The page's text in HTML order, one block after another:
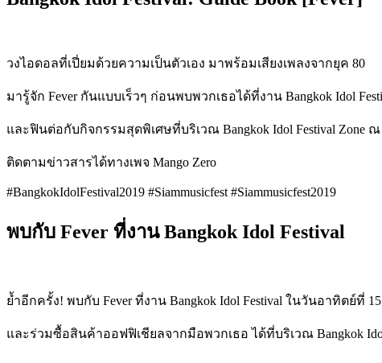
วงไอดอลที่เปี่ยมด้วยความเป็นตัวเอง มาพร้อมเสียงเพลงจากยุค 80
มารู้จัก Fever กันแบบเร็วๆ ก่อนพบพวกเธอได้ที่งาน Bangkok Idol
และฟินต่อกับกิจกรรมสุดพิเศษที่บริเวณ Bangkok Idol Festival Zone ณ
ติดตามข่าวสารได้ทางเพจ Mango Zero
#BangkokIdolFestival2019 #Siammusicfest #Siammusicfest2019
พบกับ Fever ที่งาน Bangkok Idol Festival
ย้ำอีกครั้ง! พบกับ Fever ที่งาน Bangkok Idol Festival ในวันอาทิตย์ที่
และร่วมซื้อสินค้าออฟฟิเชียลจากมือพวกเธอ ได้ที่บริเวณ Bangkok